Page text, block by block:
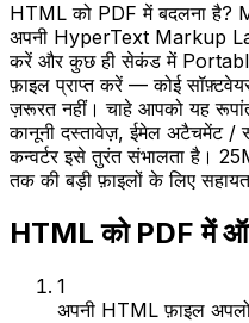
HTML को PDF में बदलना है?
अपनी HyperText Markup
करें और कुछ ही सेकंड में
फ़ाइल प्राप्त करें — कोई
ज़रूरत नहीं। चाहे आपको यह
कानूनी दस्तावेज़, ईमेल अटैचमेंट /
कन्वर्टर इसे तुरंत संभालता है।
तक की बड़ी फ़ाइलों के लिए
HTML को PDF में
1
अपनी HTML फ़ाइल